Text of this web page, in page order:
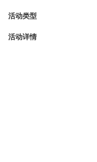
活动类型
活动详情